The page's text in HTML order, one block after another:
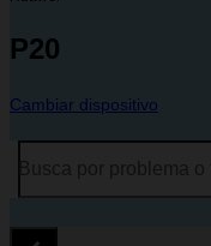
P20
Cambiar dispositivo